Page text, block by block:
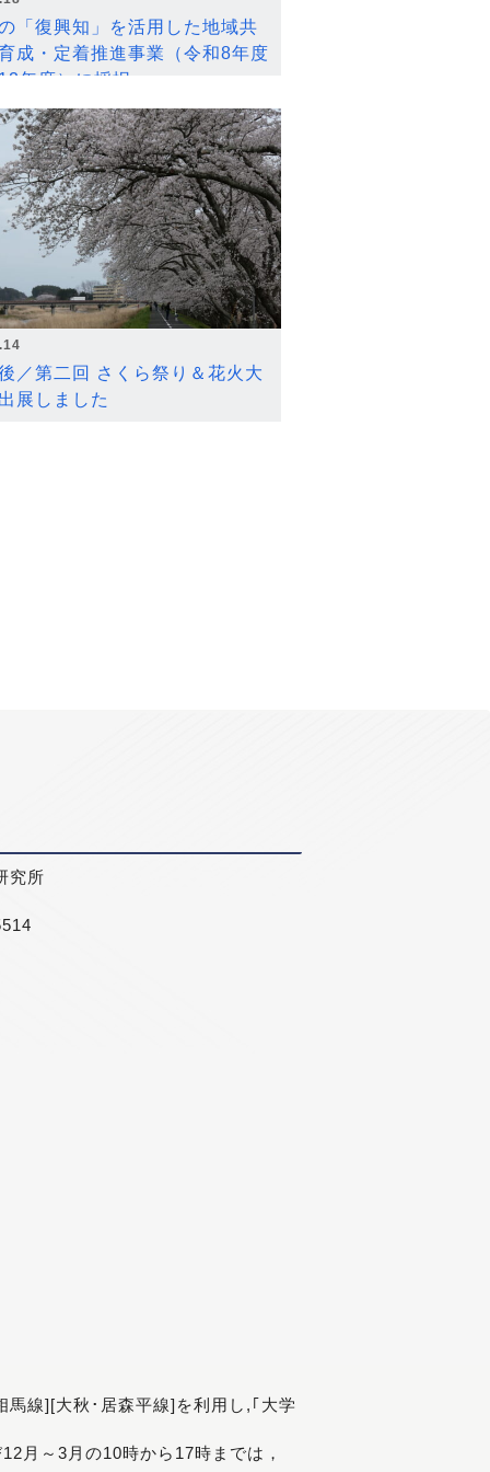
「復興知」を活用した地域共
成・定着推進事業（令和8年度
年度）に採択
／第二回 さくら祭り＆花火大
展しました
究所
線][大秋･居森平線]を利用し,｢大学
月～3月の10時から17時までは，